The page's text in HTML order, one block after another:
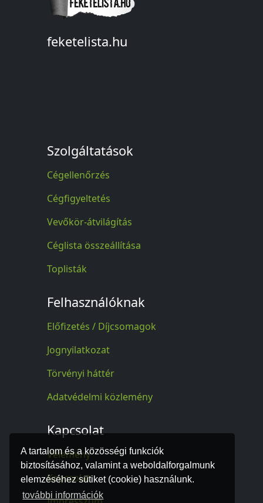
A tartalom és a közösségi funkciók
biztosításához, valamint a weboldalforgalmunk
elemzéséhez sütiket (cookie) használunk.
további információk
feketelista.hu
Szolgáltatások
Cégellenőrzés
Cégfigyeltetés
Vevőkör-átvilágítás
Céglista összeállítása
Toplisták
Felhasználóknak
Előfizetés / Díjcsomagok
Jognyilatkozat
Törvényi háttér
Adatvédelmi közlemény
Kapcsolat
Vélemény
Kapcsolat